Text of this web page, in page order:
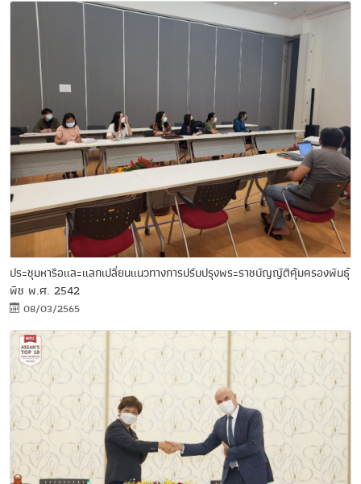
ประชุมหารือและแลกเปลี่ยนแนวทางการปรับปรุงพระราชบัญญัติคุ้มครองพันธุ์
พืช พ.ศ. 2542
08/03/2565